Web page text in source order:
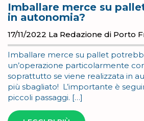
Imballare merce su
in autonomia?
17/11/2022 La Redazione di Porto
Imballare merce su pallet
un’operazione particolarmente
soprattutto se viene realizzata in
più sbagliato! L’importante è
piccoli passaggi. […]